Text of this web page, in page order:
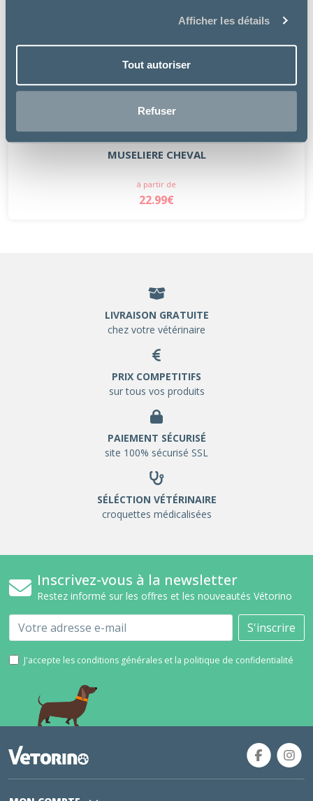
Afficher les détails
Tout autoriser
Refuser
WALDHAUSEN
MUSELIERE CHEVAL
à partir de
22.99€
LIVRAISON GRATUITE
chez votre vétérinaire
PRIX COMPETITIFS
sur tous vos produits
PAIEMENT SÉCURISÉ
site 100% sécurisé SSL
SÉLÉCTION VÉTÉRINAIRE
croquettes médicalisées
Inscrivez-vous à la newsletter
Restez informé sur les offres et les nouveautés Vétorino
Email S'inscrire
J'accepte les conditions générales et la politique de confidentialité